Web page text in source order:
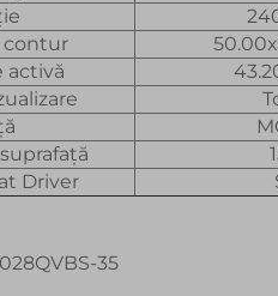
contur
activă
Driver
35